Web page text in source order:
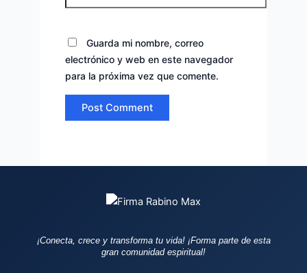
Guarda mi nombre, correo
electrónico y web en este navegador
para la próxima vez que comente.
¡Conecta, crece y transforma tu vida! ¡Forma parte de esta
gran comunidad espiritual!